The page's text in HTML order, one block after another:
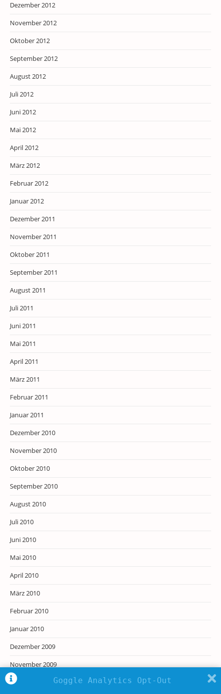
Dezember 2012
November 2012
Oktober 2012
September 2012
August 2012
Juli 2012
Juni 2012
Mai 2012
April 2012
März 2012
Februar 2012
Januar 2012
Dezember 2011
November 2011
Oktober 2011
September 2011
August 2011
Juli 2011
Juni 2011
Mai 2011
April 2011
März 2011
Februar 2011
Januar 2011
Dezember 2010
November 2010
Oktober 2010
September 2010
August 2010
Juli 2010
Juni 2010
Mai 2010
April 2010
März 2010
Februar 2010
Januar 2010
Dezember 2009
November 2009
Oktober 2009
Goggle Analytics Opt-Out